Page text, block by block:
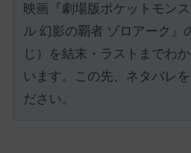
映画『劇場版ポケットモン
ル 幻影の覇者 ゾロアーク』
じ）を結末・ラストまでわ
います。この先、ネタバレ
ださい。